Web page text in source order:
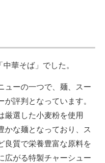
華そば」でした。
ーの一つで、麺、スー
評判となっています。
厳選した小麦粉を使用
かな麺となっており、ス
良質で栄養豊富な原料を
広がる特製チャーシュー